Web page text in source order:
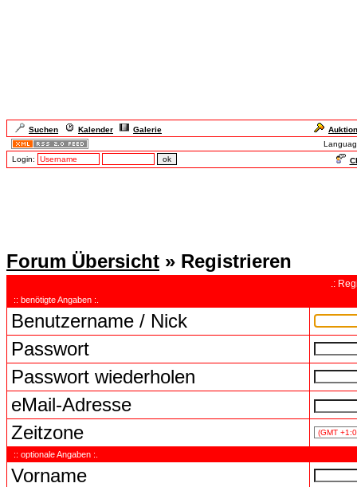
Suchen Kalender Galerie
Login:
Forum Übersicht » Registrieren
.:
:: benötigte Angaben :.
Benutzername / Nick
Passwort
Passwort wiederholen
eMail-Adresse
Zeitzone
:: optionale Angaben :.
Vorname